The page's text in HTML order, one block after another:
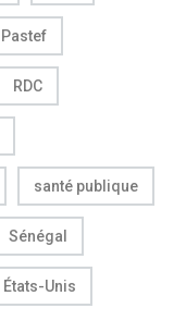
Pastef
RDC
santé publique
Sénégal
États-Unis